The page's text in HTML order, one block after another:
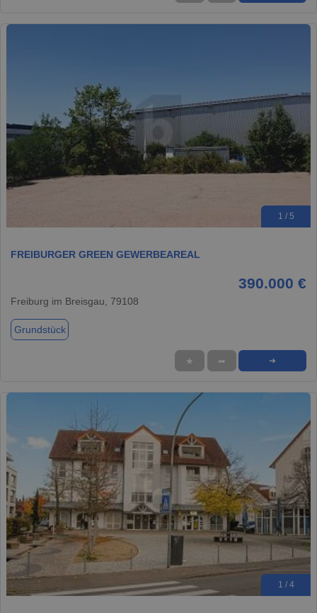
1 / 5
FREIBURGER GREEN GEWERBEAREAL
390.000 €
Freiburg im Breisgau, 79108
Grundstück
★ ➦ ➜
1 / 4